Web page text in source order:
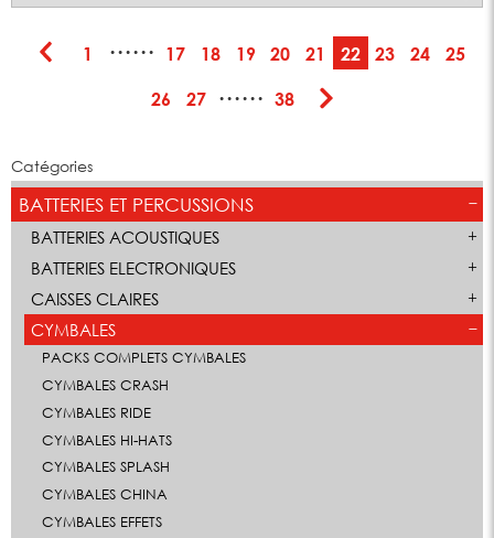
Catégories
BATTERIES ET PERCUSSIONS
BATTERIES ACOUSTIQUES
BATTERIES ELECTRONIQUES
CAISSES CLAIRES
CYMBALES
PACKS COMPLETS CYMBALES
CYMBALES CRASH
CYMBALES RIDE
CYMBALES HI-HATS
CYMBALES SPLASH
CYMBALES CHINA
CYMBALES EFFETS
1 ······ 17 18 19 20 21 22 23 24 25
26 27 ······ 38